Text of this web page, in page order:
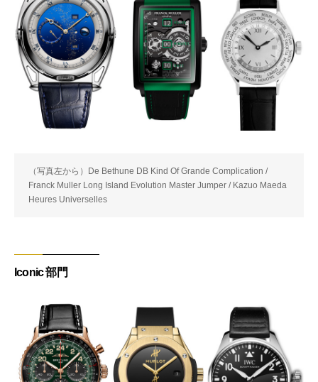
（写真左から）De Bethune DB Kind Of Grande Complication /
Franck Muller Long Island Evolution Master Jumper / Kazuo Maeda
Heures Universelles
Iconic 部門